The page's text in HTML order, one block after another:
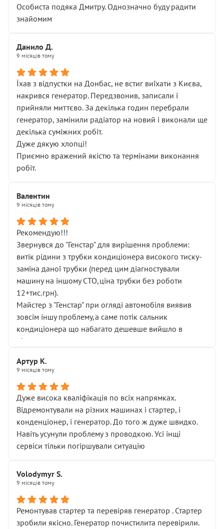
Особиста подяка Дмитру. Однозначно буду радити
знайомим
Данило Д.
9 місяців тому
Їхав з відпустки на Донбас, не встиг виїхати з Києва,
накрився генератор. Передзвонив, записали і
прийняли миттєво. За декілька годин перебрали
генератор, замінили радіатор на новий і виконали ще
декілька суміжних робіт.
Дуже дякую хлопці!
Приємно вражений якістю та термінами виконання
робіт.
Валентин
9 місяців тому
Рекомендую!!!
Звернувся до "Генстар" для вирішення проблеми:
витік рідини з трубки кондиціонера високого тиску-
заміна даної трубки (перед цим діагностували
машину на іншому СТО,ціна трубки без роботи
12+тис.грн).
Майстер з "Генстар" при огляді автомобіля виявив
зовсім іншу проблему,а саме потік сальник
кондиціонера що набагато дешевше вийшло в
підсумку.
Артур К.
9 місяців тому
Дуже висока кваліфікація по всіх напрямках.
Відремонтували на різних машинах і стартер, і
конденціонер, і генератор. До того ж дуже швидко.
Навіть усунули проблему з проводкою. Усі інщі
сервіси тільки погіршували ситуацію
Volodymyr S.
9 місяців тому
Ремонтував стартер та перевіряв генератор . Стартер
зробили якісно. Генератор почистилита перевірили.